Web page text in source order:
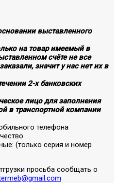
выставленного
на товар имеемый в
счёте не все
значит у нас нет их в
2-х банковских
лицо для заполнения
в транспортной компании
телефона
(только серия и номер
просьба сообщать о